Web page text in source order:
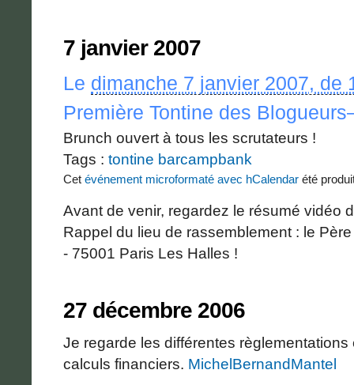
7 janvier 2007
Le dimanche 7 janvier 2007, de
Première Tontine des Blogueurs
Brunch ouvert à tous les scrutateurs !
Tags : tontine barcampbank
Cet événement microformaté avec hCalendar été
Avant de venir, regardez le résumé vidéo
Rappel du lieu de rassemblement : le
- 75001 Paris Les Halles !
27 décembre 2006
Je regarde les différentes
calculs financiers. MichelBernandMantel